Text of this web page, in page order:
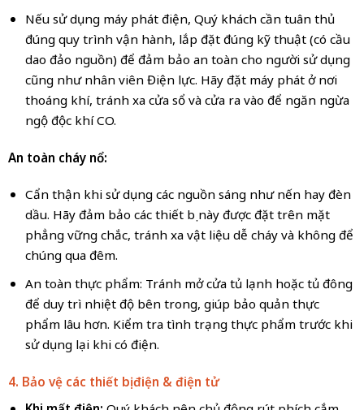
Nếu sử dụng máy phát điện, Quý khách cần tuân thủ
đúng quy trình vận hành, lắp đặt đúng kỹ thuật (có cầu
dao đảo nguồn) để đảm bảo an toàn cho người sử dụng
cũng như nhân viên Điện lực. Hãy đặt máy phát ở nơi
thoáng khí, tránh xa cửa sổ và cửa ra vào để ngăn ngừa
ngộ độc khí CO.
An toàn cháy nổ:
Cẩn thận khi sử dụng các nguồn sáng như nến hay đèn
dầu. Hãy đảm bảo các thiết bị này được đặt trên mặt
phẳng vững chắc, tránh xa vật liệu dễ cháy và không để
chúng qua đêm.
An toàn thực phẩm: Tránh mở cửa tủ lạnh hoặc tủ đông
để duy trì nhiệt độ bên trong, giúp bảo quản thực
phẩm lâu hơn. Kiểm tra tình trạng thực phẩm trước khi
sử dụng lại khi có điện.
4. Bảo vệ các thiết bị điện & điện tử